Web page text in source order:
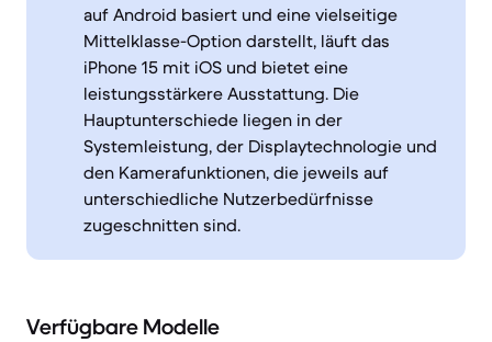
auf Android basiert und eine vielseitige
Mittelklasse-Option darstellt, läuft das
iPhone 15 mit iOS und bietet eine
leistungsstärkere Ausstattung. Die
Hauptunterschiede liegen in der
Systemleistung, der Displaytechnologie und
den Kamerafunktionen, die jeweils auf
unterschiedliche Nutzerbedürfnisse
zugeschnitten sind.
Verfügbare Modelle